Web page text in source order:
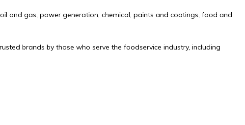
and gas, power generation, chemical, paints and coatings, food and
brands by those who serve the foodservice industry, including